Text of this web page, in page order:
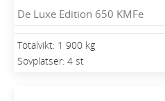
De Luxe Edition 650 KMFe
Totalvikt: 1 900 kg
Sovplatser: 4 st